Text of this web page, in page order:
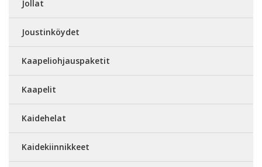
Jollat
Joustinköydet
Kaapeliohjauspaketit
Kaapelit
Kaidehelat
Kaidekiinnikkeet